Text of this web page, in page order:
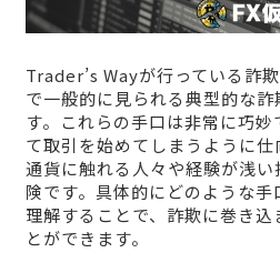
Trader’s Wayが行っている詐
で一般的に見られる典型的な
す。これらの手口は非常に巧
て取引を始めてしまうように
通貨に触れる人々や経験が浅
険です。具体的にどのような
理解することで、詐欺に巻き
とができます。